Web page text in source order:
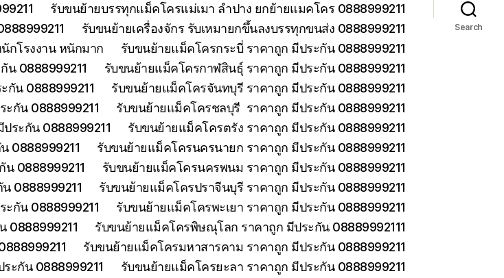
รับขนย้ายบรรทุกแม็คโครแม่เมา ลำปาง ยกย้ายแมคโคร 0888999211
รับขนย้ายเครื่องจักร รับเหมายกขึ้นลงบรรทุกขนส่ง 0888999211
กโรงงาน หนักมาก
รับขนย้ายแม็คโครกระบี่ ราคาถูก มีประกัน 0888999211
น 0888999211
รับขนย้ายแม็คโครกาฬสินธุ์ ราคาถูก มีประกัน 0888999211
กัน 0888999211
รับขนย้ายแม็คโครจันทบุรี ราคาถูก มีประกัน 0888999211
ะกัน 0888999211
รับขนย้ายแม็คโครชลบุรี ราคาถูก มีประกัน 0888999211
ระกัน 0888999211
รับขนย้ายแม็คโครตรัง ราคาถูก มีประกัน 0888999211
0888999211
รับขนย้ายแม็คโครนครนายก ราคาถูก มีประกัน 0888999211
0888999211
รับขนย้ายแม็คโครนครพนม ราคาถูก มีประกัน 0888999211
0888999211
รับขนย้ายแม็คโครปราจีนบุรี ราคาถูก มีประกัน 0888999211
กัน 0888999211
รับขนย้ายแม็คโครพะเยา ราคาถูก มีประกัน 0888999211
0888999211
รับขนย้ายแม็คโครพิษณุโลก ราคาถูก มีประกัน 08889992111
รับขนย้ายแม็คโครมหาสารคาม ราคาถูก มีประกัน 0888999211
ะกัน 0888999211
รับขนย้ายแม็คโครยะลา ราคาถูก มีประกัน 0888999211
Search